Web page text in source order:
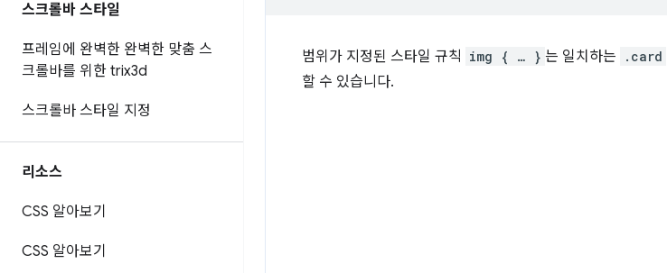
스크롤바 스타일
프레임에 완벽한 완벽한 맞춤 스
크롤바를 위한 trix3d
스크롤바 스타일 지정
리소스
CSS 알아보기
CSS 알아보기
범위가 지정된 스타일 규칙 img { … } 는 일치하는 .card
할 수 있습니다.